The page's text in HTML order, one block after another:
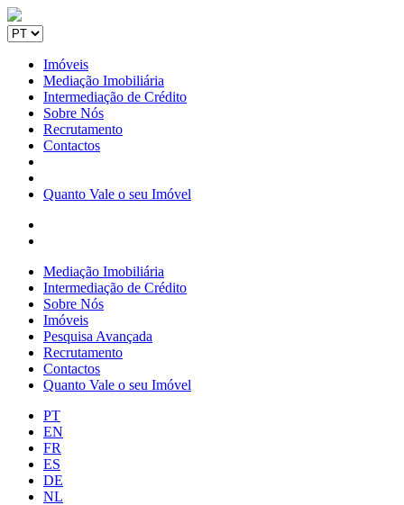
Imóveis
Mediação Imobiliária
Intermediação de Crédito
Sobre Nós
Recrutamento
Contactos
Quanto Vale o seu Imóvel
Mediação Imobiliária
Intermediação de Crédito
Sobre Nós
Imóveis
Pesquisa Avançada
Recrutamento
Contactos
Quanto Vale o seu Imóvel
PT
EN
FR
ES
DE
NL